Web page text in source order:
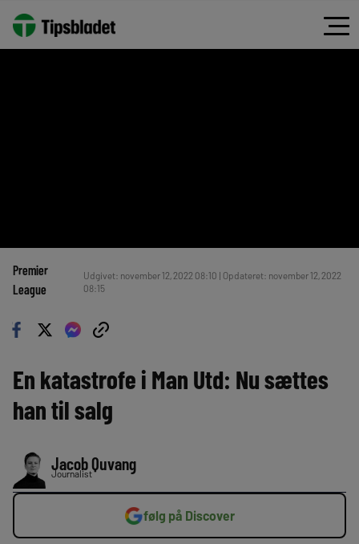
Premier
League
Udgivet: november 12, 2022 08:10 | Opdateret: november 12, 2022
08:15
En katastrofe i Man Utd: Nu sættes
han til salg
Jacob Quvang
Journalist
følg på Discover